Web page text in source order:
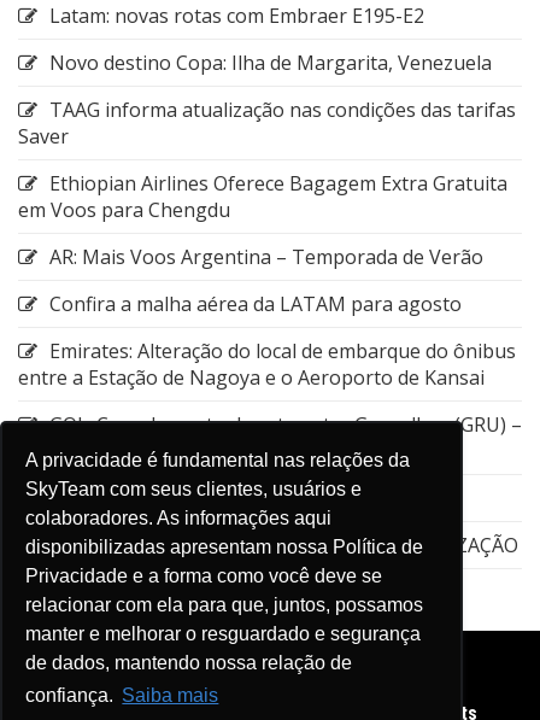
A privacidade é fundamental nas relações da
SkyTeam com seus clientes, usuários e
colaboradores. As informações aqui
disponibilizadas apresentam nossa Política de
Privacidade e a forma como você deve se
relacionar com ela para que, juntos, possamos
manter e melhorar o resguardado e segurança
de dados, mantendo nossa relação de
confiança. Saiba mais
Latam: novas rotas com Embraer E195-E2
Novo destino Copa: Ilha de Margarita, Venezuela
TAAG informa atualização nas condições das tarifas
Saver
Ethiopian Airlines Oferece Bagagem Extra Gratuita
em Voos para Chengdu
AR: Mais Voos Argentina – Temporada de Verão
Confira a malha aérea da LATAM para agosto
Emirates: Alteração do local de embarque do ônibus
entre a Estação de Nagoya e o Aeroporto de Kansai
GOL: Cancelamento da rota entre Guarulhos (GRU) –
Aruba (AUA)
Emirates: Viagens flexíveis
EMIRATES – Dubai Connect – STPC – ATUALIZAÇÃO
Copyright © 2026 Diário de Viagens SkyTeam. All rights